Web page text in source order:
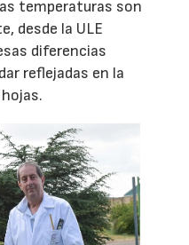
temperaturas son
desde la ULE
diferencias
reflejadas en la